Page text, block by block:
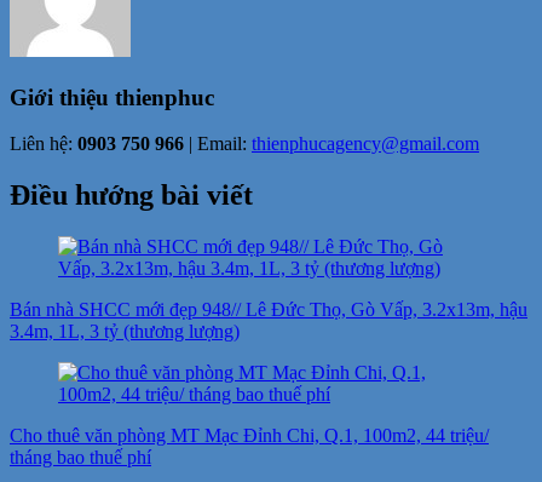
Giới thiệu thienphuc
Liên hệ: 0903 750 966 | Email: thienphucagency@gmail.com
Điều hướng bài viết
Bán nhà SHCC mới đẹp 948// Lê Đức Thọ, Gò Vấp, 3.2x13m, hậu
3.4m, 1L, 3 tỷ (thương lượng)
Cho thuê văn phòng MT Mạc Đỉnh Chi, Q.1, 100m2, 44 triệu/
tháng bao thuế phí